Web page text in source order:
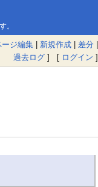
。
ージ編集 | 新規作成 | 差分 |
過去ログ ] [ ログイン ]